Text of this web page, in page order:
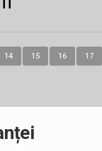
14 15 16 17